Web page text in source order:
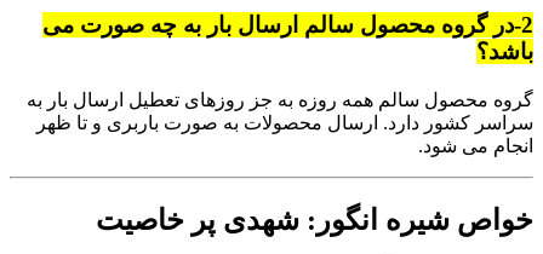
2-در گروه محصول سالم ارسال بار به چه صورت می
باشد؟
گروه محصول سالم همه روزه به جز روزهای تعطیل ارسال بار به
سراسر کشور دارد. ارسال محصولات به صورت باربری و تا ظهر
انجام می شود.
خواص شیره انگور: شهدی پر خاصیت